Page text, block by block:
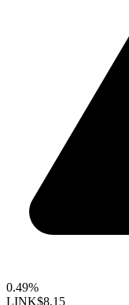
0.49%
LINK$8.15